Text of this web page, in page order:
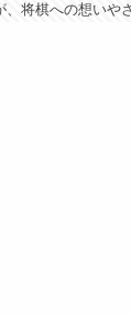
将棋への想いや